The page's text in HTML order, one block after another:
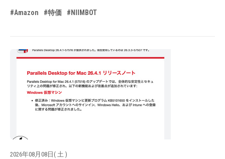
#Amazon #特価 #NIIMBOT
2026年08月08日( 土 )